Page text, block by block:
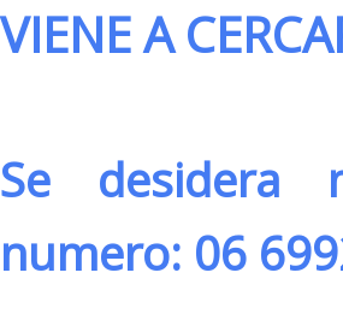
VIENE A
Se desidera
numero: 06